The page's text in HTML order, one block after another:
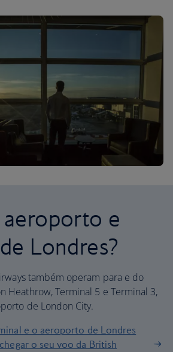
e
Londres?
também operam para e do
Heathrow, Terminal 5 e Terminal 3,
de London City.
e o aeroporto de Londres
o seu voo da British